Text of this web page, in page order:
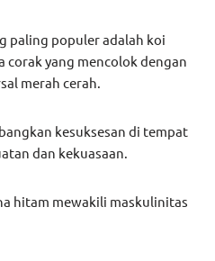
paling populer adalah koi
corak yang mencolok dengan
merah cerah.
kesuksesan di tempat
dan kekuasaan.
hitam mewakili maskulinitas